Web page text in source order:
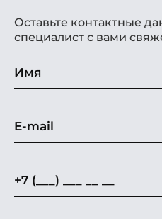
Оставьте контактные
специалист с вами